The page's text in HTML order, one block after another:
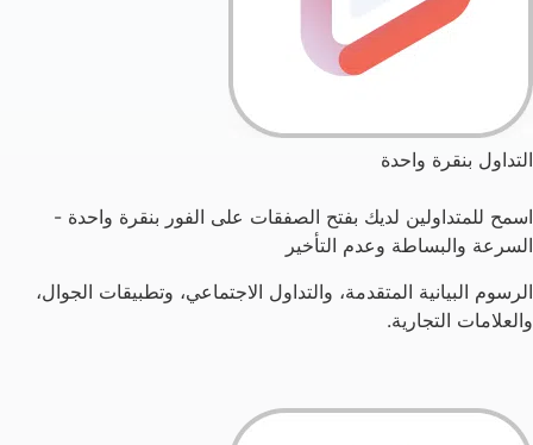
التداول بنقرة واحدة
اسمح للمتداولين لديك بفتح الصفقات على الفور بنقرة واحدة -
السرعة والبساطة وعدم التأخير
الرسوم البيانية المتقدمة، والتداول الاجتماعي، وتطبيقات الجوال،
والعلامات التجارية.